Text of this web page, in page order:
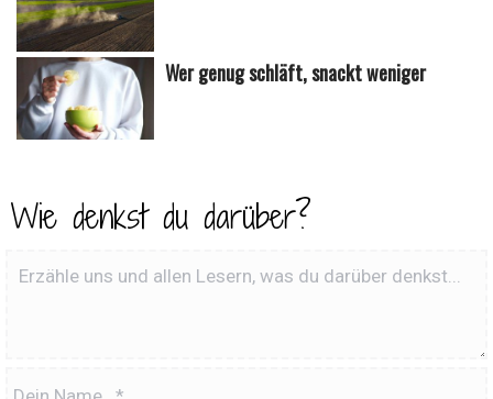
Wer genug schläft, snackt weniger
Wie denkst du darüber?